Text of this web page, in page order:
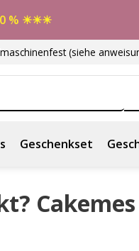
0 % ☀☀☀
(siehe
Geschenkset
Cakemes